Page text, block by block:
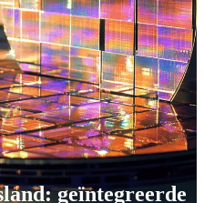
geïntegreerde